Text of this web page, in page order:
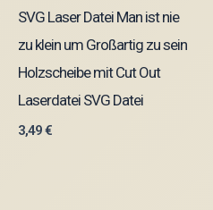
SVG Laser Datei Man ist nie
zu klein um Großartig zu sein
Holzscheibe mit Cut Out
Laserdatei SVG Datei
3,49€